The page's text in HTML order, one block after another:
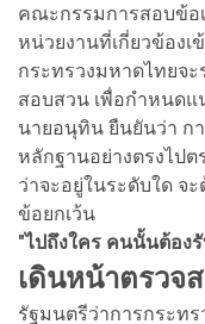
คณะกรรมการสอบข้อ
หน่วยงานที่เกี่ยวข้อง
กระทรวงมหาดไทยจ
สอบสวน เพื่อกำหนดแ
นายอนุทิน ยืนยันว่า ก
หลักฐานอย่างตรงไปต
ว่าจะอยู่ในระดับใด จ
ข้อยกเว้น
"ไปถึงใคร คนนั้นต้อง
เดินหน้าตรวจ
รัฐมนตรีว่าการกระท